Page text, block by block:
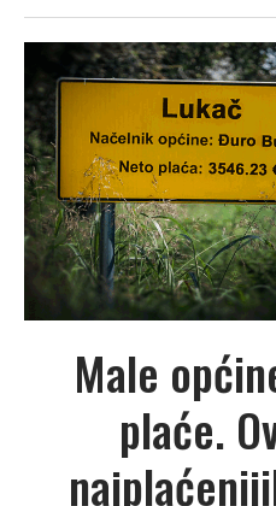
Male
plaće.